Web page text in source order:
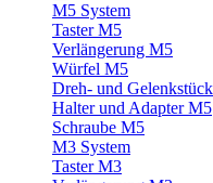
M5 System
Taster M5
Verlängerung M5
Würfel M5
Dreh- und
Halter und Adapter M5
Schraube M5
M3 System
Taster M3